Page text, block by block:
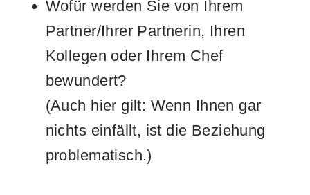
Wofür werden Sie von Ihrem
Partner/Ihrer Partnerin, Ihren
Kollegen oder Ihrem Chef
bewundert?
(Auch hier gilt: Wenn Ihnen gar
nichts einfällt, ist die Beziehung
problematisch.)